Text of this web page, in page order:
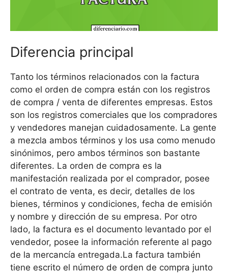
Diferencia principal
Tanto los términos relacionados con la factura
como el orden de compra están con los registros
de compra / venta de diferentes empresas. Estos
son los registros comerciales que los compradores
y vendedores manejan cuidadosamente. La gente
a mezcla ambos términos y los usa como menudo
sinónimos, pero ambos términos son bastante
diferentes. La orden de compra es la
manifestación realizada por el comprador, posee
el contrato de venta, es decir, detalles de los
bienes, términos y condiciones, fecha de emisión
y nombre y dirección de su empresa. Por otro
lado, la factura es el documento levantado por el
vendedor, posee la información referente al pago
de la mercancía entregada.La factura también
tiene escrito el número de orden de compra junto